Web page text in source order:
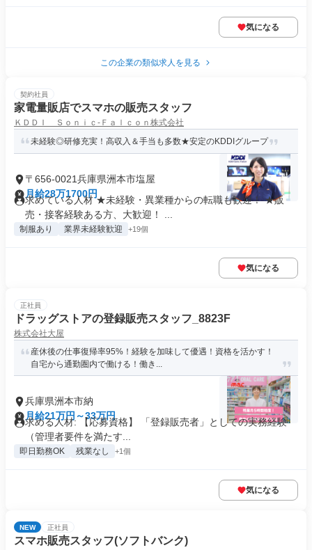
気になる
この企業の類似求人を見る
契約社員
家電量販店でスマホの販売スタッフ
ＫＤＤＩ Ｓｏｎｉｃ‐Ｆａｌｃｏｎ株式会社
未経験◎研修充実！高収入＆手当も多数★安定のKDDIグループ
〒656-0021兵庫県洲本市塩屋
月給28万1700円
求めている人材 ★未経験・異業種からの転職も歓迎！ ★販
売・接客経験ある方、大歓迎！ ...
制服あり 業界未経験歓迎 +19個
気になる
正社員
ドラッグストアの登録販売スタッフ_8823F
株式会社大屋
産休後の仕事復帰率95%！経験を加味して優遇！資格を活かす！
自宅から通勤圏内で働ける！働き...
兵庫県洲本市納
月給21万円～33万円
求める人材: 【応募資格】 「登録販売者」としての実務経験
（管理者要件を満たす...
即日勤務OK 残業なし +1個
気になる
NEW 正社員
スマホ販売スタッフ(ソフトバンク)